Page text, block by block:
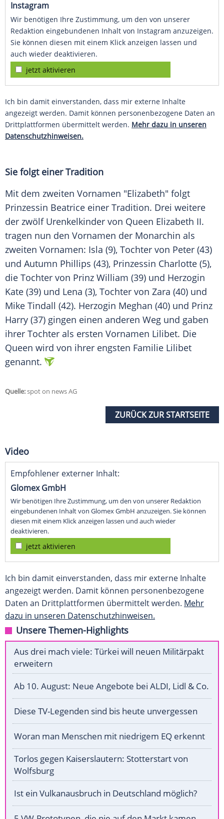
Instagram
Wir benötigen Ihre Zustimmung, um den von unserer
Redaktion eingebundenen Inhalt von Instagram anzuzeigen.
Sie können diesen mit einem Klick anzeigen lassen und
auch wieder deaktivieren.
jetzt aktivieren
Ich bin damit einverstanden, dass mir externe Inhalte
angezeigt werden. Damit können personenbezogene Daten an
Drittplattformen übermittelt werden. Mehr dazu in unseren
Datenschutzhinweisen.
Sie folgt einer Tradition
Mit dem zweiten Vornamen "Elizabeth" folgt
Prinzessin Beatrice einer Tradition. Drei weitere
der zwölf Urenkelkinder von Queen Elizabeth II.
tragen nun den Vornamen der Monarchin als
zweiten Vornamen: Isla (9), Tochter von Peter (43)
und Autumn Phillips (43), Prinzessin Charlotte (5),
die Tochter von Prinz William (39) und Herzogin
Kate (39) und Lena (3), Tochter von Zara (40) und
Mike Tindall (42). Herzogin Meghan (40) und Prinz
Harry (37) gingen einen anderen Weg und gaben
ihrer Tochter als ersten Vornamen Lilibet. Die
Queen wird von ihrer engsten Familie Lilibet
genannt.
Quelle:spot on news AG
ZURÜCK ZUR STARTSEITE
Video
Empfohlener externer Inhalt:
Glomex GmbH
Wir benötigen Ihre Zustimmung, um den von unserer Redaktion
eingebundenen Inhalt von Glomex GmbH anzuzeigen. Sie können
diesen mit einem Klick anzeigen lassen und auch wieder
deaktivieren.
jetzt aktivieren
Ich bin damit einverstanden, dass mir externe Inhalte
angezeigt werden. Damit können personenbezogene
Daten an Drittplattformen übermittelt werden. Mehr
dazu in unseren Datenschutzhinweisen.
Unsere Themen-Highlights
Aus drei mach viele: Türkei will neuen Militärpakt
erweitern
Ab 10. August: Neue Angebote bei ALDI, Lidl & Co.
Diese TV-Legenden sind bis heute unvergessen
Woran man Menschen mit niedrigem EQ erkennt
Torlos gegen Kaiserslautern: Stotterstart von
Wolfsburg
Ist ein Vulkanausbruch in Deutschland möglich?